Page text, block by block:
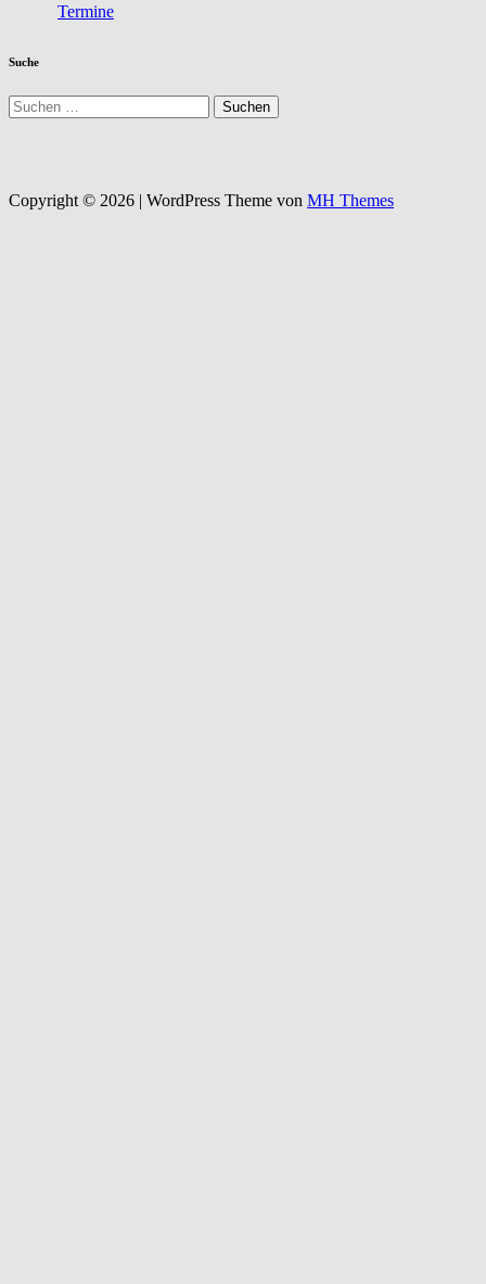
Termine
Suche
Suchen
nach:
Copyright © 2026 | WordPress Theme von MH Themes